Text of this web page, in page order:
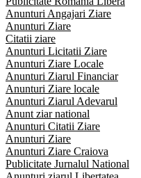
Anunturi Angajari Ziare
Anunturi Ziare
Citatii ziare
Anunturi Licitatii Ziare
Anunturi Ziare Locale
Anunturi Ziarul Financiar
Anunturi Ziare locale
Anunturi Ziarul Adevarul
Anunt ziar national
Anunturi Citatii Ziare
Anunturi Ziare
Anunturi Ziare Craiova
Publicitate Jurnalul National